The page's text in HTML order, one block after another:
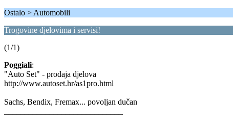
Ostalo > Automobili
Trogovine djelovima i servisi!
(1/1)
Poggiali:
"Auto Set" - prodaja djelova
http://www.autoset.hr/as1pro.html
Sachs, Bendix, Fremax... povoljan dučan